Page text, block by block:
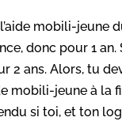
mobili-jeune
donc pour 1 an.
2 ans. Alors, tu
mobili-jeune à la
si toi, et ton